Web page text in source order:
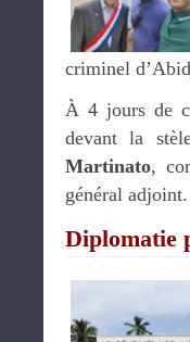
criminel
À 4 jours de
devant la
Martinato,
général adjoint.
Diplomatie